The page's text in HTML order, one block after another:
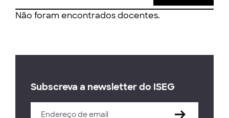
Não foram encontrados docentes.
Subscreva a newsletter do ISEG